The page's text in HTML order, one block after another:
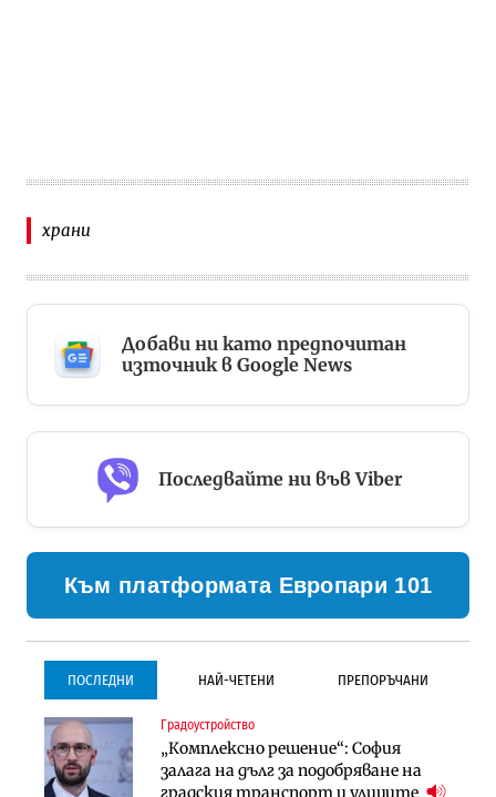
храни
Добави ни като предпочитан
източник в Google News
Последвайте ни във Viber
Към платформата Европари 101
ПОСЛЕДНИ НАЙ-ЧЕТЕНИ ПРЕПОРЪЧАНИ
Градоустройство
„Комплексно решение“: София
залага на дълг за подобряване на
градския транспорт и улиците
Градоустройство
Столична община избра
изпълнител за преместването на
трамвайното трасе по бул.
Инфраструктура
Проектирането на тунела под
Петрохан ще върви паралелно с
екологичните оценки